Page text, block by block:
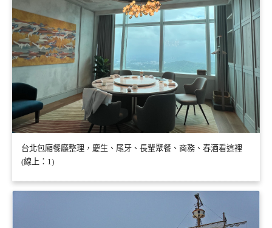
台北包廂餐廳整理，慶生、尾牙、長輩聚餐、商務、春酒看這裡
(線上：1)